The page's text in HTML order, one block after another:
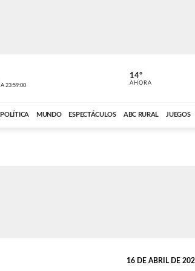
A 23:59:00 ABC CARDINAL
14º
AHORA
POLÍTICA MUNDO ESPECTÁCULOS ABC RURAL JUEGOS
16 DE ABRIL DE